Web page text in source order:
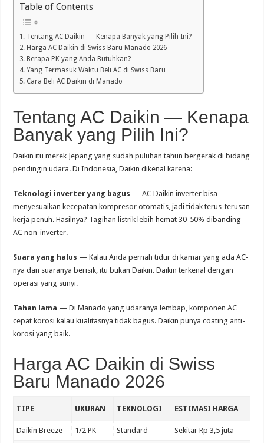
Table of Contents
Tentang AC Daikin — Kenapa Banyak yang Pilih Ini?
Harga AC Daikin di Swiss Baru Manado 2026
Berapa PK yang Anda Butuhkan?
Yang Termasuk Waktu Beli AC di Swiss Baru
Cara Beli AC Daikin di Manado
Tentang AC Daikin — Kenapa
Banyak yang Pilih Ini?
Daikin itu merek Jepang yang sudah puluhan tahun bergerak di bidang
pendingin udara. Di Indonesia, Daikin dikenal karena:
Teknologi inverter yang bagus — AC Daikin inverter bisa
menyesuaikan kecepatan kompresor otomatis, jadi tidak terus-terusan
kerja penuh. Hasilnya? Tagihan listrik lebih hemat 30-50% dibanding
AC non-inverter.
Suara yang halus — Kalau Anda pernah tidur di kamar yang ada AC-
nya dan suaranya berisik, itu bukan Daikin. Daikin terkenal dengan
operasi yang sunyi.
Tahan lama — Di Manado yang udaranya lembap, komponen AC
cepat korosi kalau kualitasnya tidak bagus. Daikin punya coating anti-
korosi yang baik.
Harga AC Daikin di Swiss
Baru Manado 2026
TIPE UKURAN TEKNOLOGI ESTIMASI HARGA
Daikin Breeze 1/2 PK Standard Sekitar Rp 3,5 juta